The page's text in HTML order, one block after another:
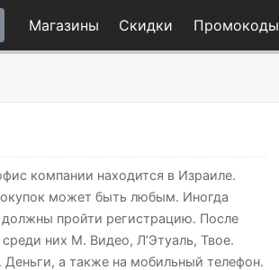
Магазины Скидки Промокоды
компании находится в Израиле.
может быть любым. Иногда
должны пройти регистрацию. После
них М. Видео, Л’Этуаль, Твое.
а также на мобильный телефон.